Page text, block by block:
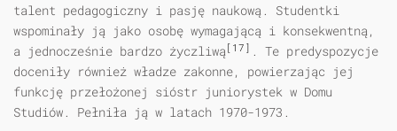
talent pedagogiczny i pasję naukową. Studentki
wspominały ją jako osobę wymagającą i konsekwentną,
a jednocześnie bardzo życzliwą [17] . Te predyspozycje
doceniły również władze zakonne, powierzając jej
funkcję przełożonej sióstr juniorystek w Domu
Studiów. Pełniła ją w latach 1970-1973.